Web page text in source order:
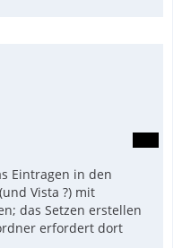
Eintragen in den
Vista ?) mit
das Setzen erstellen
erfordert dort